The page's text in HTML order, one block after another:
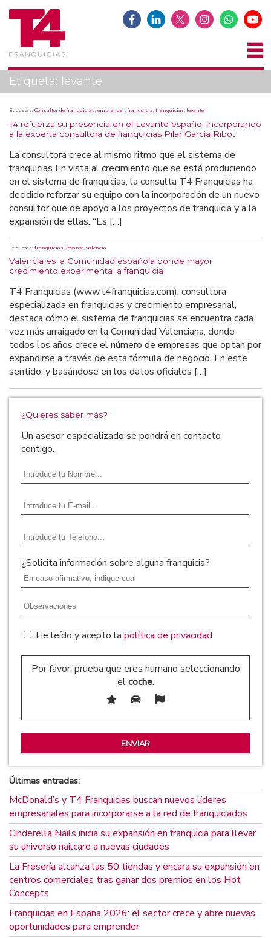
Etiqueta: levante
Etiquetas:Consultor de franquicias,emprender,franquicia,franquiciar, levante
T4 refuerza su presencia en el Levante español incorporando
a la experta consultora de franquicias Pilar García Ribot
La consultora crece al mismo ritmo que el sistema de
franquicias En vista al crecimiento que se está produciendo
en el sistema de franquicias, la consulta T4 Franquicias ha
decidido reforzar su equipo con la incorporación de un nuevo
consultor que de apoyo a los proyectos de franquicia y a la
expansión de ellas. “Es […]
Etiquetas:franquicias, levante,valencia
Valencia es la Comunidad española donde mayor
crecimiento experimenta la franquicia
T4 Franquicias (www.t4franquicias.com), consultora
especializada en franquicias y crecimiento empresarial,
destaca cómo el sistema de franquicias se encuentra cada
vez más arraigado en la Comunidad Valenciana, donde
todos los años crece el número de empresas que optan por
expandirse a través de esta fórmula de negocio. En este
sentido, y basándose en los datos oficiales […]
¿Quieres saber más?
Un asesor especializado se pondrá en contacto
contigo.
¿Solicita información sobre alguna franquicia?
He leído y acepto la política de privacidad
Por favor, prueba que eres humano seleccionando
elcoche.
Últimas entradas:
McDonald’s y T4 Franquicias buscan nuevos líderes
empresariales para incorporarse a la red de franquiciados
Cinderella Nails inicia su expansión en franquicia para llevar
su universo nailcare a nuevas ciudades
La Fresería alcanza las 50 tiendas y encara su expansión en
centros comerciales tras ganar dos premios en los Hot
Concepts
Franquicias en España 2026: el sector crece y abre nuevas
oportunidades para emprender